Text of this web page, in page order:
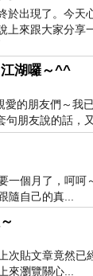
於出現了。今天
上來跟大家分享
下...
湖囉～^^
愛的朋友們～我
句朋友說的話，
一個月了，呵呵
隨自己的真...
次貼文章竟然已
來瀏覽關心...